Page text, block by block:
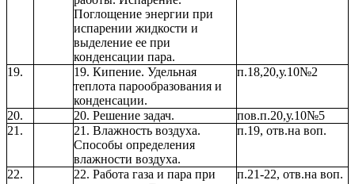
Поглощение энергии при
испарении жидкости и
выделение ее при
конденсации пара.
19.
19. Кипение. Удельная
теплота парообразования и
конденсации.
п.18,20,у.10№2
20. 20. Решение задач.
пов.п.20,у.10№5
21.
21. Влажность воздуха.
Способы определения
влажности воздуха.
п.19, отв.на воп.
22.
22. Работа газа и пара при
п.21-22, отв.на воп.